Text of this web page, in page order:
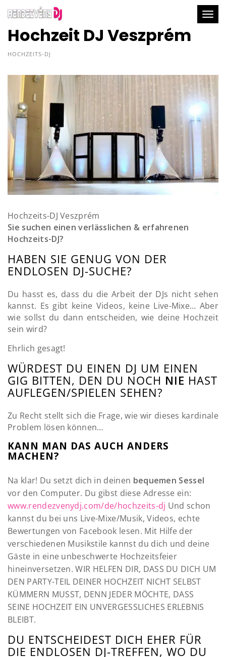
Hochzeit DJ Veszprém
HOCHZEITS-DJ
Hochzeits-DJ Veszprém
Sie suchen einen verlässlichen & erfahrenen
Hochzeits-DJ?
HABEN SIE GENUG VON DER
ENDLOSEN DJ-SUCHE?
Du hasst es, dass du die Arbeit der DJs nicht sehen
kannst. Es gibt keine Videos, keine Live-Mixe… Aber
wie sollst du dann entscheiden, wie deine Hochzeit
sein wird?
Ehrlich gesagt!
WÜRDEST DU EINEN DJ UM EINEN
GIG BITTEN, DEN DU NOCH NIE HAST
AUFLEGEN/SPIELEN SEHEN?
Zu Recht stellt sich die Frage, wie wir dieses kardinale
Problem lösen können…
KANN MAN DAS AUCH ANDERS
MACHEN?
Na klar! Du setzt dich in deinen bequemen Sessel
vor den Computer. Du gibst diese Adresse ein:
www.rendezvenydj.com/de/hochzeits-dj Und schon
kannst du bei uns Live-Mixe/Musik, Videos, echte
Bewertungen von Facebook lesen. Mit Hilfe der
verschiedenen Musikstile kannst du dich und deine
Gäste in eine unbeschwerte Hochzeitsfeier
hineinversetzen. WIR HELFEN DIR, DASS DU DICH UM
DEN PARTY-TEIL DEINER HOCHZEIT NICHT SELBST
KÜMMERN MUSST, DENN JEDER MÖCHTE, DASS
SEINE HOCHZEIT EIN UNVERGESSLICHES ERLEBNIS
BLEIBT.
DU ENTSCHEIDEST DICH EHER FÜR
DIE ENDLOSEN DJ-TREFFEN, WO DU